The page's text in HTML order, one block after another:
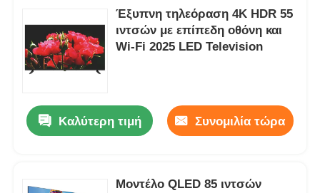
Έξυπνη τηλεόραση 4K HDR 55
ιντσών με επίπεδη οθόνη και
Wi-Fi 2025 LED Television
Καλύτερη τιμή Συνομιλία τώρα
Μοντέλο QLED 85 ιντσών